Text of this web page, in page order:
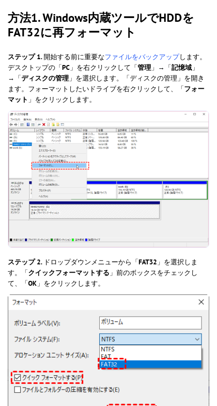
方法1. Windows内蔵ツールでHDDを
FAT32に再フォーマット
ステップ 1. 開始する前に重要なファイルをバックアップします。
デスクトップの「PC 」を右クリックして「管理 」→「記憶域 」
→「ディスクの管理 」を選択します。「ディスクの管理」を開き
ます。フォーマットしたいドライブを右クリックして、「フォー
マット 」をクリックします。
ステップ 2. ドロップダウンメニューから「FAT32 」を選択しま
す。「クイックフォーマットする 」前のボックスをチェックし
て、「OK 」をクリックします。